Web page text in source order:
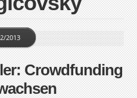
Crowdfunding
2013